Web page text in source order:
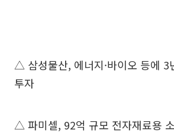
△ 삼성물산, 에너지·바이오 등에 3
투자
△ 파미셀, 92억 규모 전자재료용